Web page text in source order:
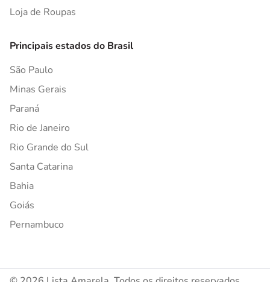
Loja de Roupas
Principais estados do Brasil
São Paulo
Minas Gerais
Paraná
Rio de Janeiro
Rio Grande do Sul
Santa Catarina
Bahia
Goiás
Pernambuco